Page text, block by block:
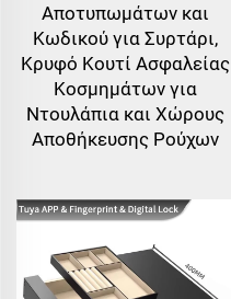
Αποτυπωμάτων και
Κωδικού για Συρτάρι,
Κρυφό Κουτί Ασφαλείας
Κοσμημάτων για
Ντουλάπια και Χώρους
Αποθήκευσης Ρούχων